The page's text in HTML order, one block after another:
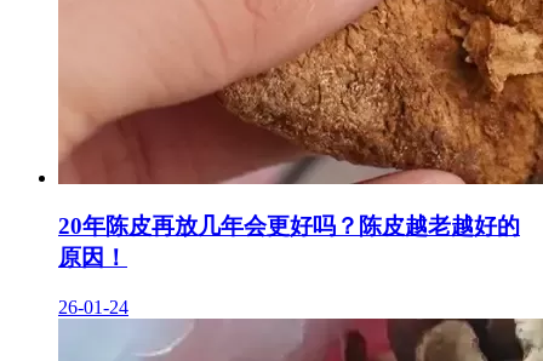
20年陈皮再放几年会更好吗？陈皮越老越好的
原因！
26-01-24